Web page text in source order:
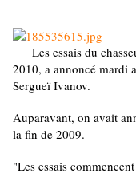
Les essais du
2010, a annoncé mardi
Sergueï Ivanov.
Auparavant, on avait
la fin de 2009.
"Les essais